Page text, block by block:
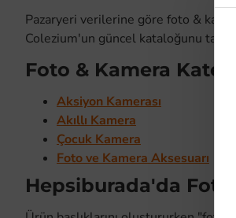
Pazaryeri verilerine göre foto &
Colezium'un güncel kataloğunu takip
Foto & Kamera
Aksiyon Kamerası
Akıllı Kamera
Çocuk Kamera
Foto ve Kamera Aksesuarı
Hepsiburada'da